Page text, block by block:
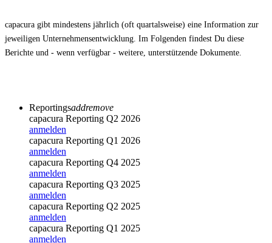
capacura gibt mindestens jährlich (oft quartalsweise) eine Information zur
jeweiligen Unternehmensentwicklung. Im Folgenden findest Du diese
Berichte und - wenn verfügbar - weitere, unterstützende Dokumente.
Reportingsaddremove
capacura Reporting Q2 2026
anmelden
capacura Reporting Q1 2026
anmelden
capacura Reporting Q4 2025
anmelden
capacura Reporting Q3 2025
anmelden
capacura Reporting Q2 2025
anmelden
capacura Reporting Q1 2025
anmelden